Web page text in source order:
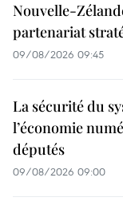
Nouvelle-
partenariat
09/08/2026 09:45
La sécurité du
l’économie
députés
09/08/2026 09:00